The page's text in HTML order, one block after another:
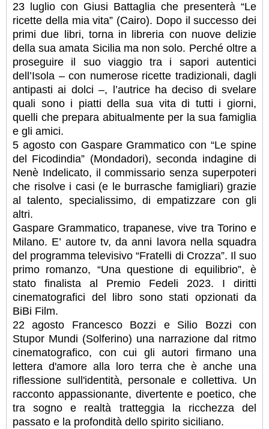
23 luglio con Giusi Battaglia che presenterà “Le
ricette della mia vita” (Cairo). Dopo il successo dei
primi due libri, torna in libreria con nuove delizie
della sua amata Sicilia ma non solo. Perché oltre a
proseguire il suo viaggio tra i sapori autentici
dell’Isola – con numerose ricette tradizionali, dagli
antipasti ai dolci –, l’autrice ha deciso di svelare
quali sono i piatti della sua vita di tutti i giorni,
quelli che prepara abitualmente per la sua famiglia
e gli amici.
5 agosto con Gaspare Grammatico con “Le spine
del Ficodindia” (Mondadori), seconda indagine di
Nenè Indelicato, il commissario senza superpoteri
che risolve i casi (e le burrasche famigliari) grazie
al talento, specialissimo, di empatizzare con gli
altri.
Gaspare Grammatico, trapanese, vive tra Torino e
Milano. E’ autore tv, da anni lavora nella squadra
del programma televisivo “Fratelli di Crozza”. Il suo
primo romanzo, “Una questione di equilibrio”, è
stato finalista al Premio Fedeli 2023. I diritti
cinematografici del libro sono stati opzionati da
BiBi Film.
22 agosto Francesco Bozzi e Silio Bozzi con
Stupor Mundi (Solferino) una narrazione dal ritmo
cinematografico, con cui gli autori firmano una
lettera d'amore alla loro terra che è anche una
riflessione sull'identità, personale e collettiva. Un
racconto appassionante, divertente e poetico, che
tra sogno e realtà tratteggia la ricchezza del
passato e la profondità dello spirito siciliano.